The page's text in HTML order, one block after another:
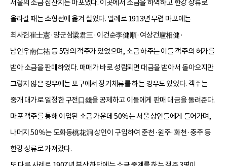
서울의 소금 집산지는 마포였다. 이곳에서 소금을 하역하고 한강 상류로
올라갈 때는 소형선에 옮겨 실었다. 일례로 1913년 무렵 마포에는
최사헌崔士憲·양군삼梁君三·이건순李健順·여상건廬相健·
남인우南仁祐 등 5명의 객주가 있었으며, 소금 하주는 이들 객주의 허가를
받아 소금을 판매하였다. 매매가 바로 성립되면 대금을 받아서 돌아오지만
그렇지 않은 경우에는 포구에서 장기체류를 하는 경우도 있었다. 객주는
중개 대가로 일정한 구전口錢을 공제하고 이들에게 판매 대금을 돌려준다.
마포 객주를 통해 이입된 소금 가운데 50％는 서울 상인들에게 들어가며,
나머지 50％는 도화동桃花洞 상인이 구입하여 춘천·원주·화천·충주 등
한강 상류로 가져갔다.